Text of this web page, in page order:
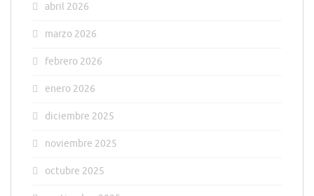
abril 2026
marzo 2026
febrero 2026
enero 2026
diciembre 2025
noviembre 2025
octubre 2025